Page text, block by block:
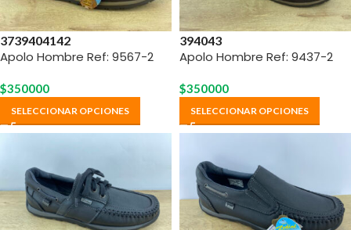
3739404142
Apolo Hombre Ref: 9567-2
$350000
SELECCIONAR OPCIONES
394043
Apolo Hombre Ref: 9437-2
$350000
SELECCIONAR OPCIONES